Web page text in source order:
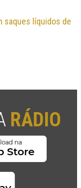
saques líquidos de
RÁDIO